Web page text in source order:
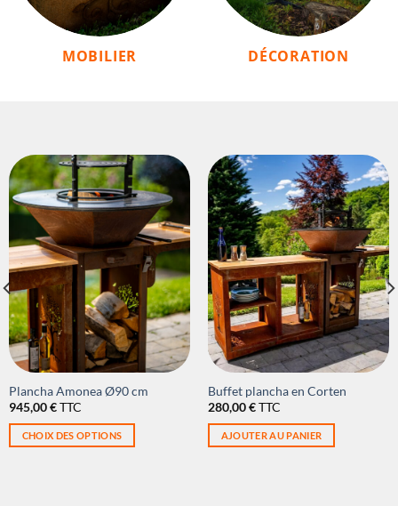
MOBILIER DÉCORATION
Plancha Amonea Ø90 cm
945,00€TTC
CHOIX DES OPTIONS
This
product
has
multiple
Buffet plancha en Corten
280,00€TTC
AJOUTER AU PANIER